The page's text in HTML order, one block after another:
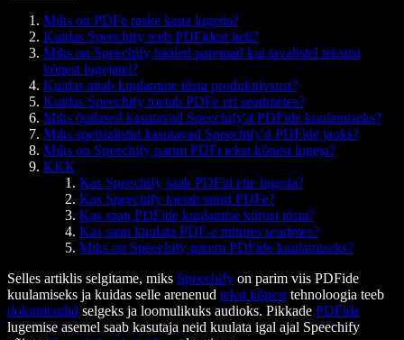
Miks on PDFe raske kaua lugeda?
Kuidas Speechify teeb PDFidest heli?
Miks on Speechify hääled paremad kui tavalistel tekstist
kõnest lugejatel?
Kuidas aitab kuulamine tõsta produktiivsust?
Kuidas Speechify toetab PDFe eri seadmetes?
Miks õpilased kasutavad Speechify'd PDFide kuulamiseks?
Miks spetsialistid kasutavad Speechify'd PDFide jaoks?
Miks on Speechify parim PDFi tekst kõnest lugeja?
KKK
Kas Speechify saab PDFid ette lugeda?
Kas Speechify toetab suuri PDFe?
Kas saan PDFide kuulamise kiirust tõsta?
Kas saan kuulata PDF-e mitmes seadmes?
Miks on Speechify parem PDFide kuulamiseks?
Selles artiklis selgitame, miks Speechify on parim viis PDFide
kuulamiseks ja kuidas selle arenenud tekst kõnest tehnoloogia teeb
dokumendid selgeks ja loomulikuks audioks. Pikkade PDFide
lugemise asemel saab kasutaja neid kuulata igal ajal Speechify